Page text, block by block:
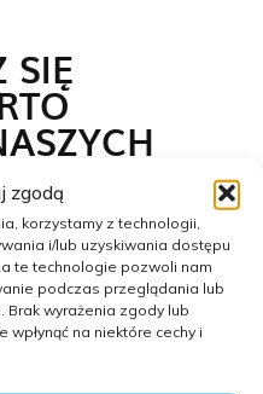
zgodą
korzystamy z technologii,
i/lub uzyskiwania dostępu
te technologie pozwoli nam
podczas przeglądania lub
Brak wyrażenia zgody lub
na niektóre cechy i
SIĘ
sami zajmujemy się
pozytywnych
nas spośród
samodzielnie bazując
zdobytej wiedzy.
tylko pełen
jakość jaką
do